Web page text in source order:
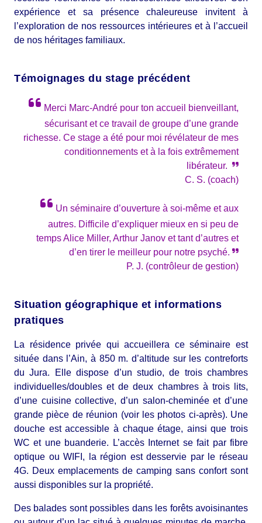
expérience et sa présence chaleureuse invitent à
l’exploration de nos ressources intérieures et à l’accueil
de nos héritages familiaux.
Témoignages du stage précédent
Merci Marc-André pour ton accueil bienveillant,
sécurisant et ce travail de groupe d’une grande
richesse. Ce stage a été pour moi révélateur de mes
conditionnements et à la fois extrêmement
libérateur.
C. S. (coach)
Un séminaire d’ouverture à soi-même et aux
autres. Difficile d’expliquer mieux en si peu de
temps Alice Miller, Arthur Janov et tant d’autres et
d’en tirer le meilleur pour notre psyché.
P. J. (contrôleur de gestion)
Situation géographique et informations
pratiques
La résidence privée qui accueillera ce séminaire est
située dans l’Ain, à 850 m. d’altitude sur les contreforts
du Jura. Elle dispose d’un studio, de trois chambres
individuelles/doubles et de deux chambres à trois lits,
d’une cuisine collective, d’un salon-cheminée et d’une
grande pièce de réunion (voir les photos ci-après). Une
douche est accessible à chaque étage, ainsi que trois
WC et une buanderie. L’accès Internet se fait par fibre
optique ou WIFI, la région est desservie par le réseau
4G. Deux emplacements de camping sans confort sont
aussi disponibles sur la propriété.
Des balades sont possibles dans les forêts avoisinantes